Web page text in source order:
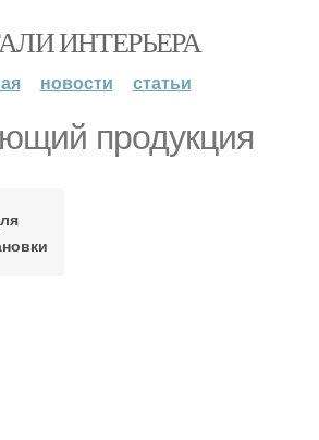
ИНТЕРЬЕРА
новости статьи
продукция